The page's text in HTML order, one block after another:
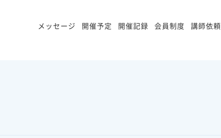
メッセージ 開催予定 開催記録 会員制度 講師依頼